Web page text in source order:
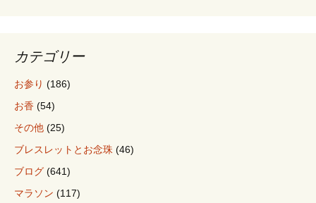
シ
ョ
ン
カテゴリー
お参り (186)
お香 (54)
その他 (25)
ブレスレットとお念珠 (46)
ブログ (641)
マラソン (117)